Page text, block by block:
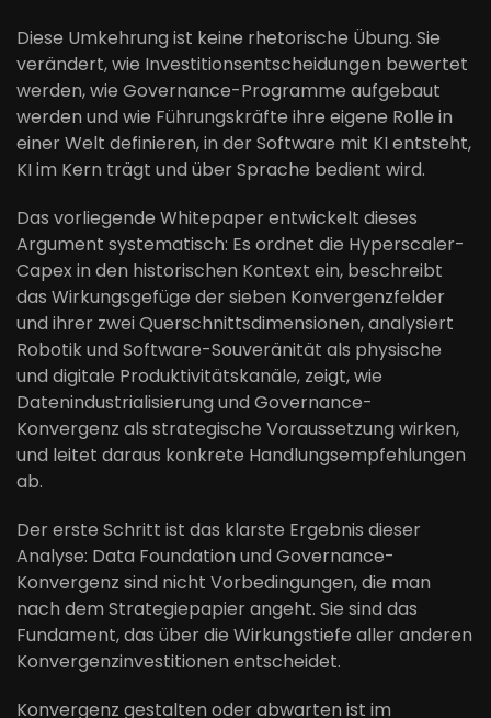
Diese Umkehrung ist keine rhetorische Übung. Sie
verändert, wie Investitionsentscheidungen bewertet
werden, wie Governance-Programme aufgebaut
werden und wie Führungskräfte ihre eigene Rolle in
einer Welt definieren, in der Software mit KI entsteht,
KI im Kern trägt und über Sprache bedient wird.
Das vorliegende Whitepaper entwickelt dieses
Argument systematisch: Es ordnet die Hyperscaler-
Capex in den historischen Kontext ein, beschreibt
das Wirkungsgefüge der sieben Konvergenzfelder
und ihrer zwei Querschnittsdimensionen, analysiert
Robotik und Software-Souveränität als physische
und digitale Produktivitätskanäle, zeigt, wie
Datenindustrialisierung und Governance-
Konvergenz als strategische Voraussetzung wirken,
und leitet daraus konkrete Handlungsempfehlungen
ab.
Der erste Schritt ist das klarste Ergebnis dieser
Analyse: Data Foundation und Governance-
Konvergenz sind nicht Vorbedingungen, die man
nach dem Strategiepapier angeht. Sie sind das
Fundament, das über die Wirkungstiefe aller anderen
Konvergenzinvestitionen entscheidet.
Konvergenz gestalten oder abwarten ist im